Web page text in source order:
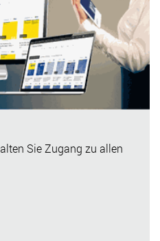
Sie Zugang zu allen